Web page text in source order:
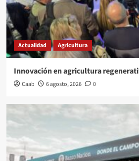
Actualidad Agricultura
Innovación en agricultura
Caab 6 agosto, 2026 0